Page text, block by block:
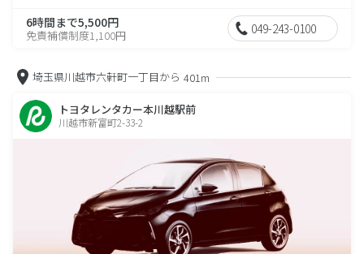
6時間まで5,500円
免責補償制度1,100円 049-243-0100
埼玉県川越市六軒町一丁目から 401m
トヨタレンタカー本川越駅前
川越市新富町2-33-2